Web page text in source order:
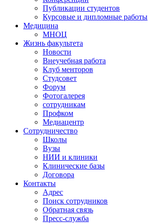
Публикации студентов
Курсовые и дипломные работы
Медицина
МНОЦ
Жизнь факультета
Новости
Внеучебная работа
Клуб менторов
Студсовет
Форум
Фотогалерея
сотрудникам
Профком
Медиацентр
Сотрудничество
Школы
Вузы
НИИ и клиники
Клинические базы
Договора
Контакты
Адрес
Поиск сотрудников
Обратная связь
Пресс-служба